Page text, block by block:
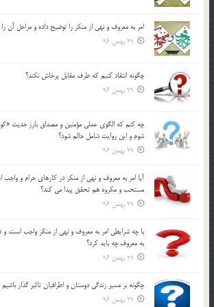
امر به معروف و نهي از منكر را توضيح داده و مراحل آن را
29 بهمن 96
چگونه انتقاد كنيم كه طرف مقابل پرخاش نكند؟
29 بهمن 96
چه كنم كه الگوي عملي مؤمنين و مصداق بارز حديث
شوم و اين روايت شامل حالم شود؟
29 بهمن 96
آيا امر به معروف و نهي از منكر در كارهاي حرام و
مستحب و مكروه هم تحقق پيدا مي كند؟
29 بهمن 96
با چه شرايطي امر به معروف و نهي از منکر واجب است، و
به معروف چه بايد کرد؟
29 بهمن 96
چگونه بر مسير زندگي دوستان و اطرافيان تاثير گذار
29 بهمن 96